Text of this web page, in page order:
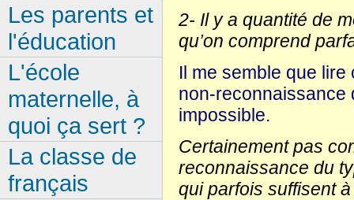
2- Il y a quantité de
qu’on comprend
Il me semble que lire
non-reconnaissance
impossible.
Certainement pas
reconnaissance du
qui parfois suffisent
Les parents et
l'éducation
L'école
maternelle, à
quoi ça sert ?
La classe de
français